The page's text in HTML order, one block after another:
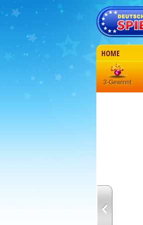
HOME
3-Gewinnt